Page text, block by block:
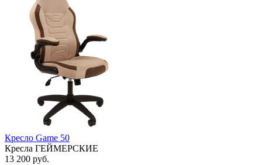
Кресло Game 50
Кресла ГЕЙМЕРСКИЕ
13 200 руб.